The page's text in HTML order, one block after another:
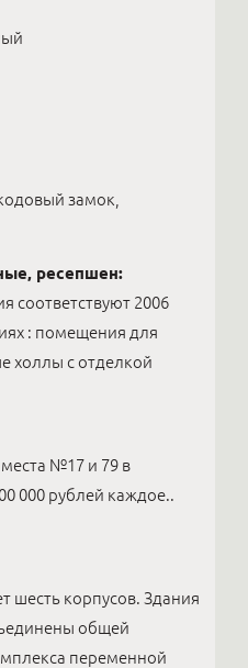
замок,
ресепшен:
соответствуют 2006
: помещения для
холлы с отделкой
№17 и 79 в
000 рублей каждое..
шесть корпусов. Здания
общей
переменной